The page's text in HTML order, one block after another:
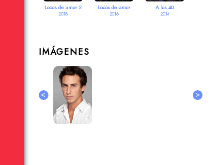
Locos de amor 2
2018
Locos de amor
2016
A los 40
2014
IMÁGENES
< >